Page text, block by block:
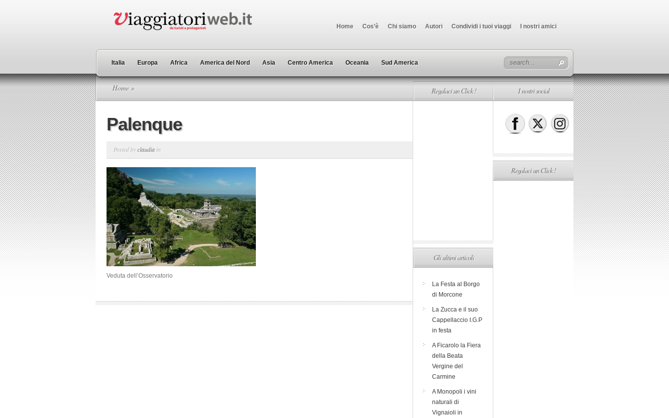
Home Cos’è Chi siamo Autori Condividi i tuoi viaggi I nostri amici
Italia Europa Africa America del Nord Asia Centro America Oceania Sud America
Home »
Palenque
Posted byclaudia in
Veduta dell’Osservatorio
Regalaci un Click !
Gli ultimi articoli
La Festa al Borgo
di Morcone
La Zucca e il suo
Cappellaccio I.G.P
in festa
A Ficarolo la Fiera
della Beata
Vergine del
Carmine
A Monopoli i vini
naturali di
Vignaioli in
I nostri social
Regalaci un Click !